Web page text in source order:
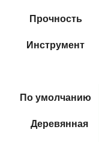
Прочность
Инструмент
По умолчанию
Деревянная